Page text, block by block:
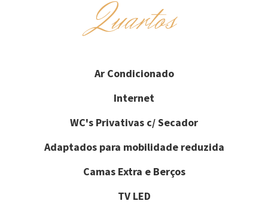
Quartos
Ar Condicionado
Internet
WC's Privativas c/ Secador
Adaptados para mobilidade reduzida
Camas Extra e Berços
TV LED